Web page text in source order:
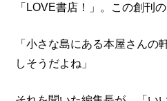
「LOVE書店！」。この創刊
「小さな島にある本屋さん
しそうだよね」